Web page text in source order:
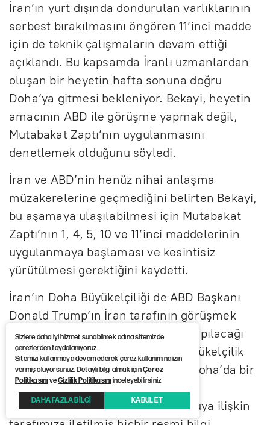
İran’ın yurt dışında dondurulan varlıklarının
serbest bırakılmasını öngören 11’inci madde
için de teknik çalışmaların devam ettiği
açıklandı. Bu kapsamda İranlı uzmanlardan
oluşan bir heyetin hafta sonuna doğru
Doha’ya gitmesi bekleniyor. Bekayi, heyetin
amacının ABD ile görüşme yapmak değil,
Mutabakat Zaptı’nın uygulanmasını
denetlemek olduğunu söyledi.
İran ve ABD’nin henüz nihai anlaşma
müzakerelerine geçmediğini belirten Bekayi,
bu aşamaya ulaşılabilmesi için Mutabakat
Zaptı’nın 1, 4, 5, 10 ve 11’inci maddelerinin
uygulanmaya başlaması ve kesintisiz
yürütülmesi gerektiğini kaydetti.
İran’ın Doha Büyükelçiliği de ABD Başkanı
Donald Trump’ın İran tarafının görüşmek
istediği ve görüşmenin Doha’da yapılacağı
yönündeki sözlerini yalanladı. Büyükelçilik
açıklamasında, iki ülke arasında Doha’da bir
görüşme için hazırlık başlamadığı
belirtilerek, “Şu ana kadar bu konuya ilişkin
Sizlere daha iyi hizmet sunabilmek adına sitemizde
çerezlerden faydalanıyoruz.
Sitemizi kullanmaya devam ederek çerez kullanımına izin
vermiş oluyorsunuz. Detaylı bilgi almak içinÇerez
PolitikasınıveGizlilik Politikasınıinceleyebilirsiniz
DAHA FAZLA BİLGİ KABUL ET